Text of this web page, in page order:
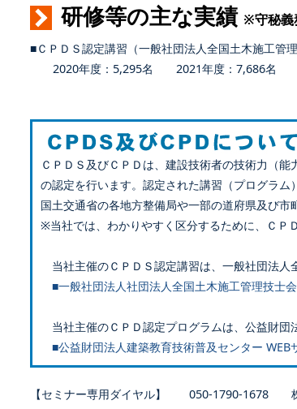
研修等の主な実績 ※守秘義
■ＣＰＤＳ認定講習（一般社団法人全国土木施工管理
2020年度：5,295名 2021年度：7,686名
ＣＰＤＳ及びＣＰＤは、建設技術者の技術力（
の認定を行います。認定された講習（プログラ
国土交通省の各地方整備局や一部の道府県及び
※当社では、わかりやすく区分するために、ＣＰ
当社主催のＣＰＤＳ認定講習は、一般社団法人
■一般社団法人社団法人全国土木施工管理技
当社主催のＣＰＤ認定プログラムは、公益財団
■公益財団法人建築教育技術普及センター
【セミナー専用ダイヤル】 050-1790-1678